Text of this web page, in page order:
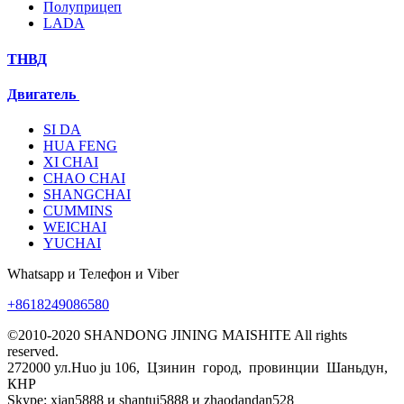
Полуприцеп
LADA
ТНВД
Двигатель
SI DA
HUA FENG
XI CHAI
CHAO CHAI
SHANGCHAI
CUMMINS
WEICHAI
YUCHAI
Whatsapp и Телефон и Viber
+8618249086580
©2010-2020 SHANDONG JINING MAISHITE All rights
reserved.
272000 ул.Huo ju 106, Цзинин город, провинции Шаньдун,
КНР
Skype: xian5888 и shantui5888 и zhaodandan528